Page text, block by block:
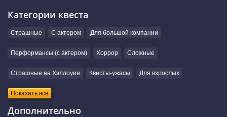
Категории квеста
Страшные С актером Для большой компании
Перформансы (с актером) Хоррор Сложные
Страшные на Хэллоуин Квесты-ужасы Для взрослых
Показать все
Дополнительно